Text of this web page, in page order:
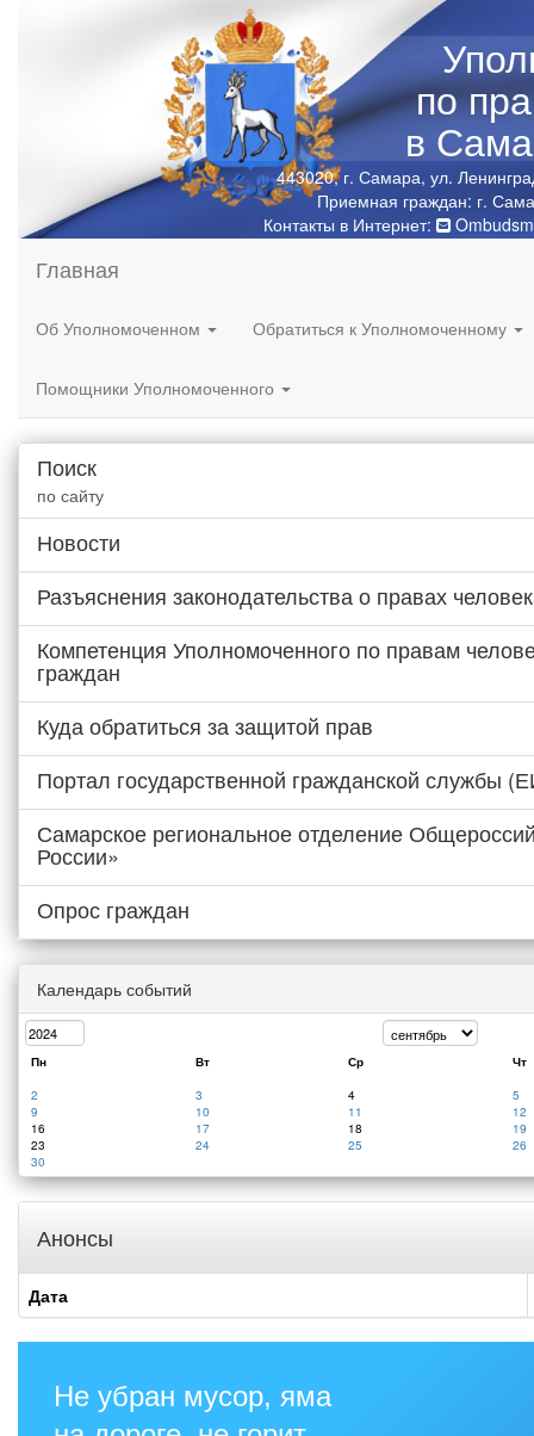
по
в
443020, г. Самара, ул.
Приемная граждан: г.
Контакты в Интернет:
Главная
Об Уполномоченном Обратиться к Уполномоченному
Помощники Уполномоченного
Поиск
по сайту
Новости
Разъяснения законодательства о правах
Компетенция Уполномоченного по правам
граждан
Куда обратиться за защитой прав
Портал государственной гражданской службы
Самарское региональное отделение
России»
Опрос граждан
Календарь событий
Пн Вт Ср
Чт
2
3 4
5
9
10 11
12
16
17 18
19
23
24 25
26
30
Анонсы
Дата
Не убран мусор, яма